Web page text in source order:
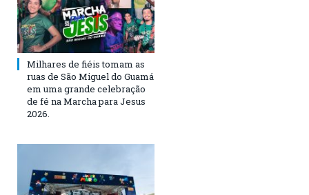
Milhares de fiéis tomam as
ruas de São Miguel do Guamá
em uma grande celebração
de fé na Marcha para Jesus
2026.